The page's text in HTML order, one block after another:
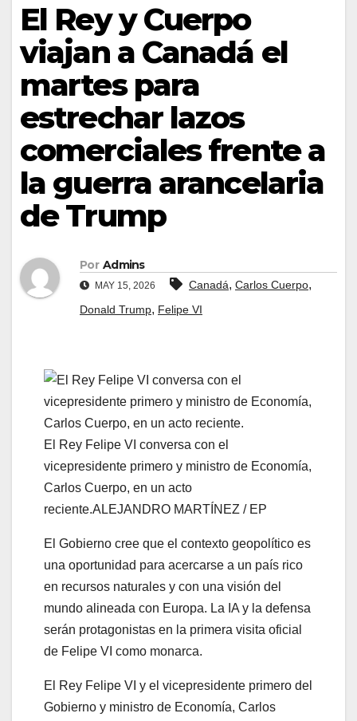
El Rey y Cuerpo
viajan a Canadá el
martes para
estrechar lazos
comerciales frente a
la guerra arancelaria
de Trump
Por Admins
MAY 15, 2026 Canadá, Carlos Cuerpo,
Donald Trump, Felipe VI
El Rey Felipe VI conversa con el
vicepresidente primero y ministro de Economía,
Carlos Cuerpo, en un acto
reciente.ALEJANDRO MARTÍNEZ / EP
El Gobierno cree que el contexto geopolítico es
una oportunidad para acercarse a un país rico
en recursos naturales y con una visión del
mundo alineada con Europa. La IA y la defensa
serán protagonistas en la primera visita oficial
de Felipe VI como monarca.
El Rey Felipe VI y el vicepresidente primero del
Gobierno y ministro de Economía, Carlos